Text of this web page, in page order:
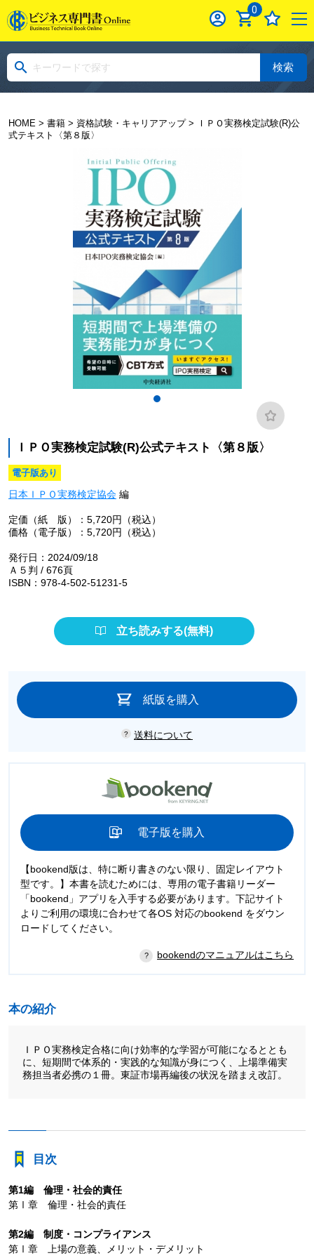
0
検索
HOME> 書籍> 資格試験・キャリアアップ> ＩＰＯ実務検定試験(R)公
式テキスト〈第８版〉
ＩＰＯ実務検定試験(R)公式テキスト〈第８版〉
電子版あり
日本ＩＰＯ実務検定協会編
定価（紙 版）：5,720円（税込）
価格（電子版）：5,720円（税込）
発行日：2024/09/18
Ａ５判 / 676頁
ISBN：978-4-502-51231-5
立ち読みする(無料)
紙版を購入
送料について
電子版を購入
【bookend版は、特に断り書きのない限り、固定レイアウト
型です。】本書を読むためには、専用の電子書籍リーダー
「bookend」アプリを入手する必要があります。下記サイト
よりご利用の環境に合わせて各OS 対応のbookend をダウン
ロードしてください。
bookendのマニュアルはこちら
本の紹介
ＩＰＯ実務検定合格に向け効率的な学習が可能になるととも
に、短期間で体系的・実践的な知識が身につく、上場準備実
務担当者必携の１冊。東証市場再編後の状況を踏まえ改訂。
目次
第1編 倫理・社会的責任
第Ⅰ章 倫理・社会的責任
第2編 制度・コンプライアンス
第Ⅰ章 上場の意義、メリット・デメリット